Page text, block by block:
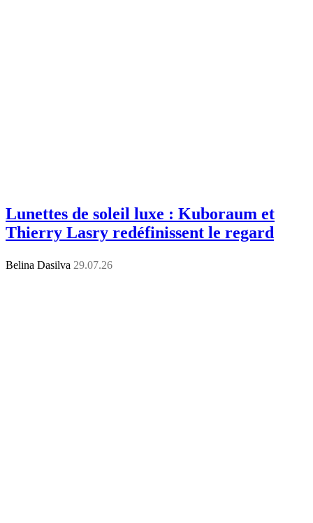
Lunettes de soleil luxe : Kuboraum et
Thierry Lasry redéfinissent le regard
Belina Dasilva 29.07.26